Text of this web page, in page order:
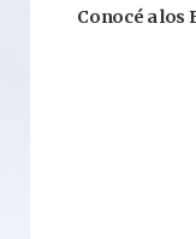
Conocé a los